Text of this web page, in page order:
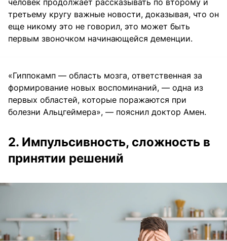
человек продолжает рассказывать по второму и
третьему кругу важные новости, доказывая, что он
еще никому это не говорил, это может быть
первым звоночком начинающейся деменции.
«Гиппокамп — область мозга, ответственная за
формирование новых воспоминаний, — одна из
первых областей, которые поражаются при
болезни Альцгеймера», — пояснил доктор Амен.
2. Импульсивность, сложность в
принятии решений